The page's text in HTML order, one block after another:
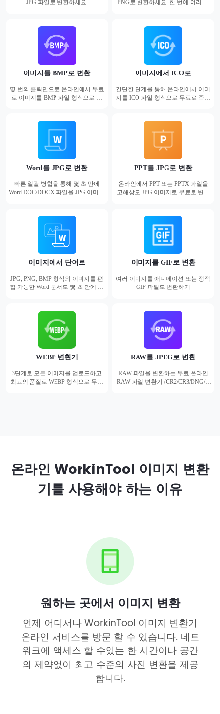
JPG 파일로 변환하세요.
PNG로 변환하세요. 한 번에 여러 장
이미지를 BMP로 변환
몇 번의 클릭만으로 온라인에서 무료
로 이미지를 BMP 파일 형식으로 변
이미지에서 ICO로
간단한 단계를 통해 온라인에서 이미
지를 ICO 파일 형식으로 무료로 즉시
Word를 JPG로 변환
빠른 일괄 병합을 통해 몇 초 만에
Word DOC/DOCX 파일을 JPG 이미지
PPT를 JPG로 변환
온라인에서 PPT 또는 PPTX 파일을
고해상도 JPG 이미지로 무료로 변환
이미지에서 단어로
JPG, PNG, BMP 형식의 이미지를 편
집 가능한 Word 문서로 몇 초 만에 변
이미지를 GIF로 변환
여러 이미지를 애니메이션 또는 정적
GIF 파일로 변환하기
WEBP 변환기
3단계로 모든 이미지를 업로드하고
최고의 품질로 WEBP 형식으로 무료
RAW를 JPEG로 변환
RAW 파일을 변환하는 무료 온라인
RAW 파일 변환기 (CR2/CR3/DNG/A
온라인 WorkinTool 이미지 변환
기를 사용해야 하는 이유
원하는 곳에서 이미지 변환
언제 어디서나 WorkinTool 이미지 변환기
온라인 서비스를 방문 할 수 있습니다. 네트
워크에 액세스 할 수있는 한 시간이나 공간
의 제약없이 최고 수준의 사진 변환을 제공
합니다.